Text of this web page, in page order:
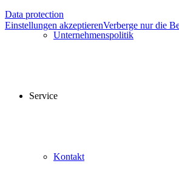
Unternehmenspolitik
Service
Kontakt
Data protection
Einstellungen akzeptierenVerberge nur die